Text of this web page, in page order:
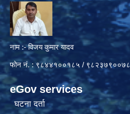
नाम :- विजय कुमार यादव
फोन नं. : ९८४४१००१८५ / ९८२३७९००७८
eGov services
घटना दर्ता